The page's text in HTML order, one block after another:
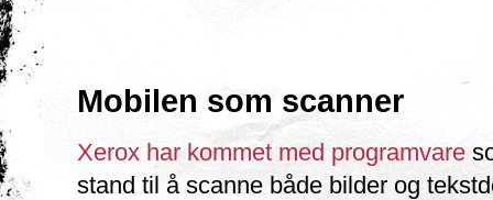
Mobilen som scanner
Xerox har kommet med programvare
stand til å scanne både bilder og